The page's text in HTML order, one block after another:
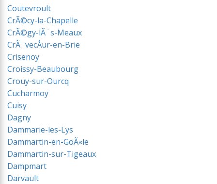
Coutevroult
CrÃ©cy-la-Chapelle
CrÃ©gy-lÃ¨s-Meaux
CrÃ¨vecÅur-en-Brie
Crisenoy
Croissy-Beaubourg
Crouy-sur-Ourcq
Cucharmoy
Cuisy
Dagny
Dammarie-les-Lys
Dammartin-en-GoÃ«le
Dammartin-sur-Tigeaux
Dampmart
Darvault